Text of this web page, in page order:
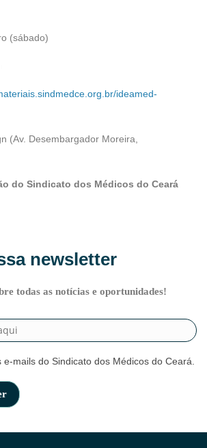
(sábado)
ideamed-
(Av. Desembargador Moreira,
do Sindicato dos Médicos do Ceará
newsletter
todas as notícias e oportunidades!
mails do Sindicato dos Médicos do Ceará.